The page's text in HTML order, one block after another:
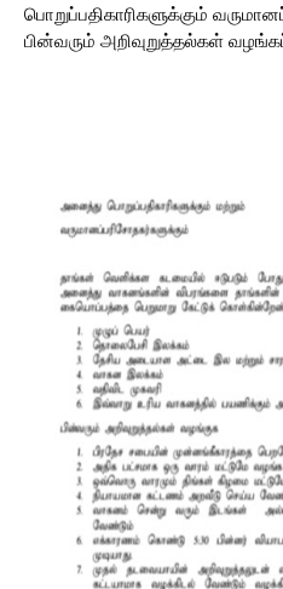
பொறுப்பதிகாரிகளுக்கும்
பின்வரும் அறிவுறுத்தல்கள்